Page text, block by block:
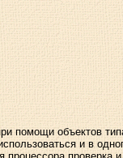
помощи объектов
и в